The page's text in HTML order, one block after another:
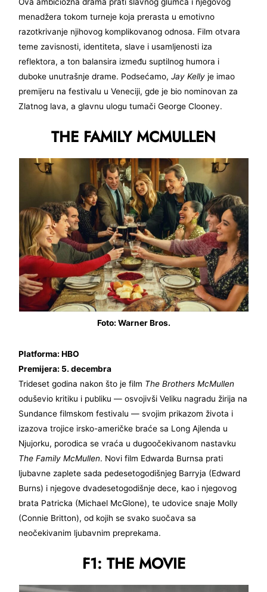
Ova ambiciozna drama prati slavnog glumca i njegovog
menadžera tokom turneje koja prerasta u emotivno
razotkrivanje njihovog komplikovanog odnosa. Film otvara
teme zavisnosti, identiteta, slave i usamljenosti iza
reflektora, a ton balansira između suptilnog humora i
duboke unutrašnje drame. Podsećamo,Jay Kelly je imao
premijeru na festivalu u Veneciji, gde je bio nominovan za
Zlatnog lava, a glavnu ulogu tumači George Clooney.
THE FAMILY MCMULLEN
Foto: Warner Bros.
Platforma: HBO
Premijera: 5. decembra
Trideset godina nakon što je film The Brothers McMullen
oduševio kritiku i publiku — osvojivši Veliku nagradu žirija na
Sundance filmskom festivalu — svojim prikazom života i
izazova trojice irsko-američke braće sa Long Ajlenda u
Njujorku, porodica se vraća u dugoočekivanom nastavku
The Family McMullen. Novi film Edwarda Burnsa prati
ljubavne zaplete sada pedesetogodišnjeg Barryja (Edward
Burns) i njegove dvadesetogodišnje dece, kao i njegovog
brata Patricka (Michael McGlone), te udovice snaje Molly
(Connie Britton), od kojih se svako suočava sa
neočekivanim ljubavnim preprekama.
F1: THE MOVIE